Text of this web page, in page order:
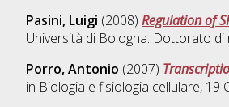
Pasini, Luigi (2008) Regulation of
Università di Bologna. Dottorato di
Porro, Antonio (2007)
in Biologia e fisiologia cellulare, 19